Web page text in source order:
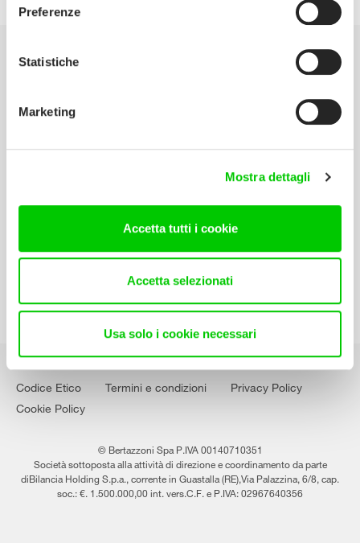
Preferenze
Statistiche
Marketing
Mostra dettagli
Accetta tutti i cookie
Accetta selezionati
Usa solo i cookie necessari
Scarica il catalogo
Manuali d’istruzione
Lavora con noi
Codice Etico Termini e condizioni
Privacy Policy
Cookie Policy
© Bertazzoni Spa P.IVA 00140710351
Società sottoposta alla attività di direzione e coordinamento da parte
diBilancia Holding S.p.a., corrente in Guastalla (RE),Via Palazzina, 6/8, cap.
soc.: €. 1.500.000,00 int. vers.C.F. e P.IVA: 02967640356